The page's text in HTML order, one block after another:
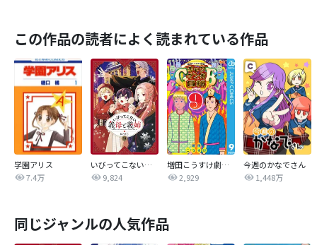
この作品の読者によく読まれている作品
学園アリス
7.4万
いびってこない義母と義姉
9,824
増田こうすけ劇場 ギャグマンガ日和GB
2,929
今週のかなでさん
1,448万
同じジャンルの人気作品